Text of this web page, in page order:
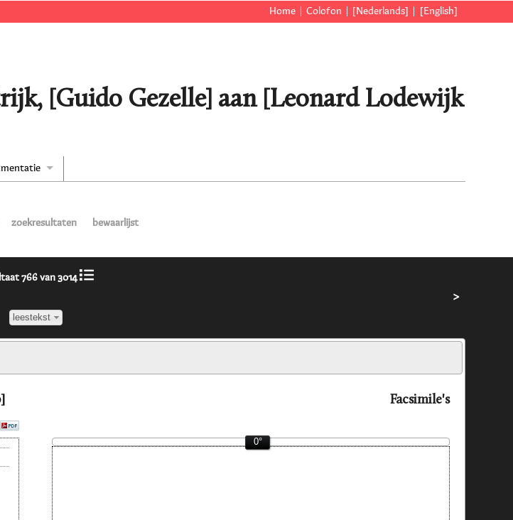
Home Colofon [Nederlands] [English]
[Guido Gezelle] aan [Leonard Lodewijk
zoekresultaten bewaarlijst
766 van 3014
leestekst
>
Facsimile's
0°